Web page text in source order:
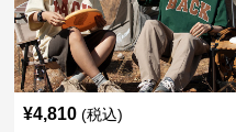
¥4,810 (税込)